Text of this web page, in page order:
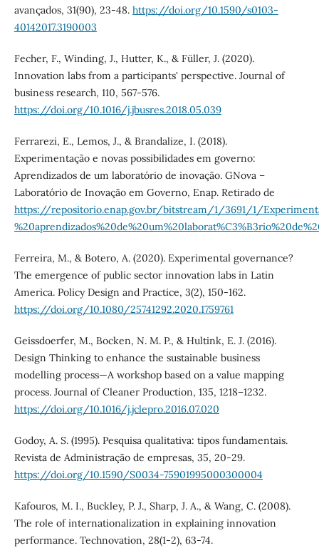
avançados, 31(90), 23-48. https://doi.org/10.1590/s0103-
40142017.3190003
Fecher, F., Winding, J., Hutter, K., & Füller, J. (2020).
Innovation labs from a participants' perspective. Journal of
business research, 110, 567-576.
https://doi.org/10.1016/j.jbusres.2018.05.039
Ferrarezi, E., Lemos, J., & Brandalize, I. (2018).
Experimentação e novas possibilidades em governo:
Aprendizados de um laboratório de inovação. GNova –
Laboratório de Inovação em Governo, Enap. Retirado de
https://repositorio.enap.gov.br/bitstream/1/3691/1/
Ferreira, M., & Botero, A. (2020). Experimental governance?
The emergence of public sector innovation labs in Latin
America. Policy Design and Practice, 3(2), 150-162.
https://doi.org/10.1080/25741292.2020.1759761
Geissdoerfer, M., Bocken, N. M. P., & Hultink, E. J. (2016).
Design Thinking to enhance the sustainable business
modelling process—A workshop based on a value mapping
process. Journal of Cleaner Production, 135, 1218–1232.
https://doi.org/10.1016/j.jclepro.2016.07.020
Godoy, A. S. (1995). Pesquisa qualitativa: tipos fundamentais.
Revista de Administração de empresas, 35, 20-29.
https://doi.org/10.1590/S0034-75901995000300004
Kafouros, M. I., Buckley, P. J., Sharp, J. A., & Wang, C. (2008).
The role of internationalization in explaining innovation
performance. Technovation, 28(1-2), 63-74.